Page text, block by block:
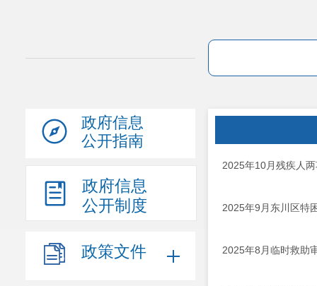
政府信息
公开指南
政府信息
公开制度
政策文件
2025年10月残疾人
2025年9月东川区特
2025年8月临时救助